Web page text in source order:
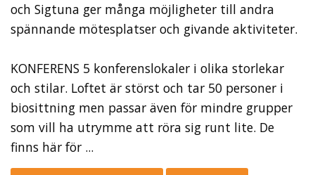
och Sigtuna ger många möjligheter till andra
spännande mötesplatser och givande aktiviteter.
KONFERENS 5 konferenslokaler i olika storlekar
och stilar. Loftet är störst och tar 50 personer i
biosittning men passar även för mindre grupper
som vill ha utrymme att röra sig runt lite. De
finns här för ...